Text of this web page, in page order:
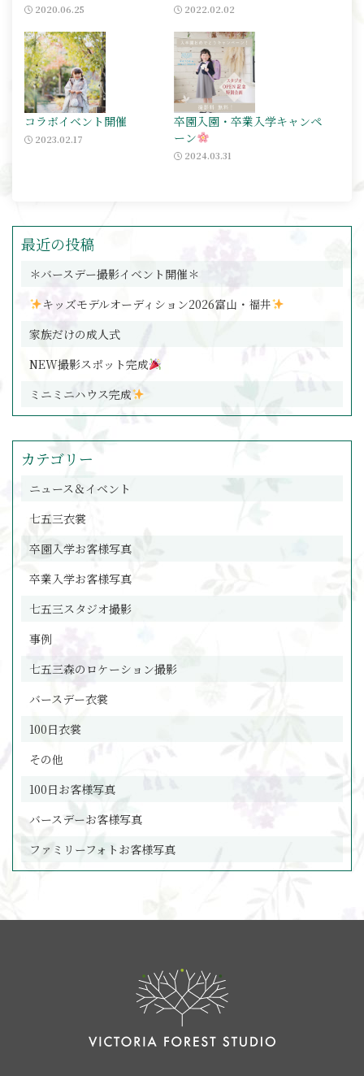
2020.06.25 2022.02.02
コラボイベント開催
2023.02.17
卒園入園・卒業入学キャンペ
ーン
2024.03.31
最近の投稿
＊バースデー撮影イベント開催＊
キッズモデルオーディション2026富山・福井
家族だけの成人式
NEW撮影スポット完成
ミニミニハウス完成
カテゴリー
ニュース＆イベント
七五三衣裳
卒園入学お客様写真
卒業入学お客様写真
七五三スタジオ撮影
事例
七五三森のロケーション撮影
バースデー衣裳
100日衣裳
その他
100日お客様写真
バースデーお客様写真
ファミリーフォトお客様写真